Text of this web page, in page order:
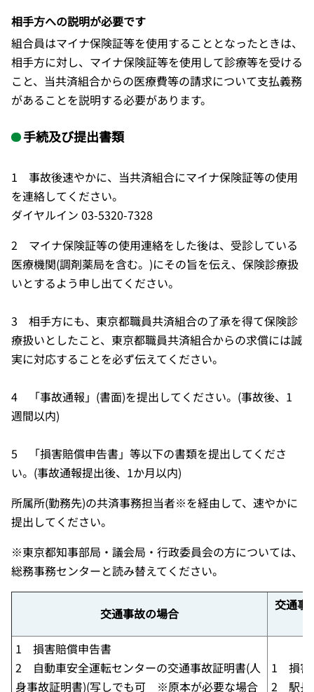
相手方への説明が必要です
組合員はマイナ保険証等を使用することとなったときは、
相手方に対し、マイナ保険証等を使用して診療等を受ける
こと、当共済組合からの医療費等の請求について支払義務
があることを説明する必要があります。
手続及び提出書類
1 事故後速やかに、当共済組合にマイナ保険証等の使用
を連絡してください。
ダイヤルイン 03-5320-7328
2 マイナ保険証等の使用連絡をした後は、受診している
医療機関(調剤薬局を含む。)にその旨を伝え、保険診療扱
いとするよう申し出てください。
3 相手方にも、東京都職員共済組合の了承を得て保険診
療扱いとしたこと、東京都職員共済組合からの求償には誠
実に対応することを必ず伝えてください。
4 「事故通報」(書面)を提出してください。(事故後、1
週間以内)
5 「損害賠償申告書」等以下の書類を提出してくださ
い。(事故通報提出後、1か月以内)
所属所(勤務先)の共済事務担当者※を経由して、速やかに
提出してください。
※東京都知事部局・議会局・行政委員会の方については、
総務事務センターと読み替えてください。
交通事故の場合
交通事
1 損害賠償申告書
2 自動車安全運転センターの交通事故証明書(人
身事故証明書)(写しでも可 ※原本が必要な場合
1 損害
2 駅長